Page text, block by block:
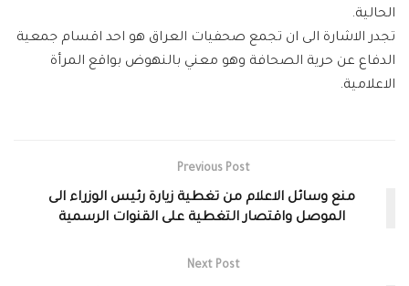
الحالية.
تجدر الاشارة الى ان تجمع صحفيات العراق هو احد اقسام جمعية
الدفاع عن حرية الصحافة وهو معني بالنهوض بواقع المرأة
الاعلامية.
Previous Post
منع وسائل الاعلام من تغطية زيارة رئيس الوزراء الى
الموصل واقتصار التغطية على القنوات الرسمية
Next Post